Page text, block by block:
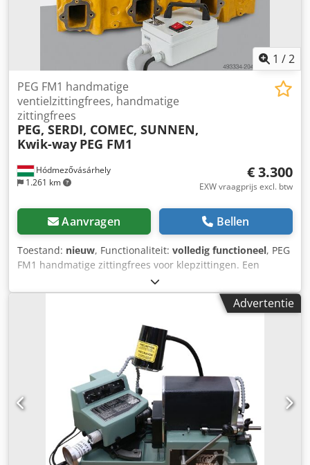
1 /2
Hódmezővásárhely
1.261 km
PEG FM1 handmatige
ventielzittingfrees, handmatige
zittingfrees
PEG, SERDI, COMEC, SUNNEN,
Kwik-way PEG FM1
€ 3.300
EXW vraagprijs excl. btw
Aanvragen Bellen
Toestand: nieuw, Functionaliteit: volledig functioneel, PEG
FM1 handmatige zittingfrees voor klepzittingen. Een
goedkope en nauwkeurige oplossing voor het frezen van
klepzittingen. Min. klepzittingdiameter: Ø 16 mm Max.
klepzittingdiameter: Ø 65 mm Spindelslag: 15 mm
Toerental: 30–100 tpm Stroomvoorziening: 230V 1-fase –
400V 3-fase Motorvermogen: 0,24 kW 1-fase – 0,37 kW 3-
fase Bij interesse, neem contact op! Dwodpfx Aexvc Nwoh
Aja Meer machines te koop: Berco, Comec, Sunnen,
Carmec, Kwik-Way, Serdi, PEG Klepslijpmachine,
cilinderkop- en blokvlakker, klepzittingfrees, druktester,
onderdelenreiniger.
Advertentie